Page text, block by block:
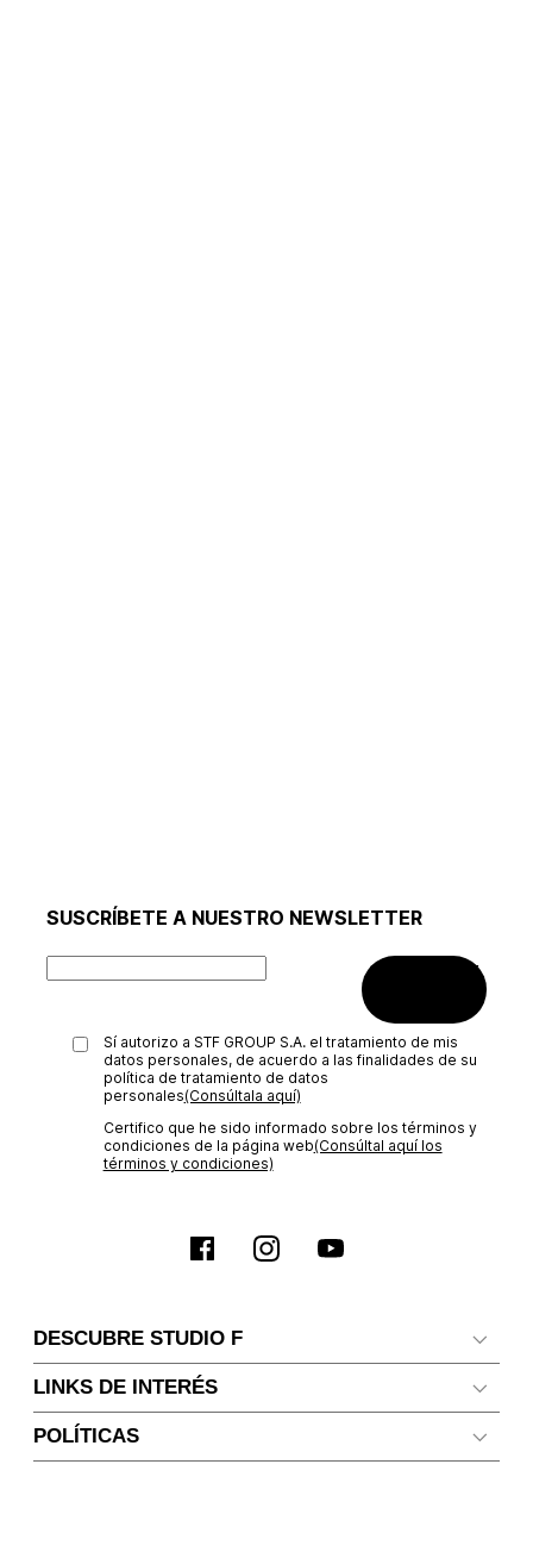
SUSCRÍBETE A NUESTRO NEWSLETTER
SUSCRIBIRME
Sí autorizo a STF GROUP S.A. el tratamiento de mis
datos personales, de acuerdo a las finalidades de su
política de tratamiento de datos
personales‎(Consúltala aquí)
Certifico que he sido informado sobre los términos y
condiciones de la página web‎(Consúltal aquí los
términos y condiciones)
DESCUBRE STUDIO F
LINKS DE INTERÉS
POLÍTICAS